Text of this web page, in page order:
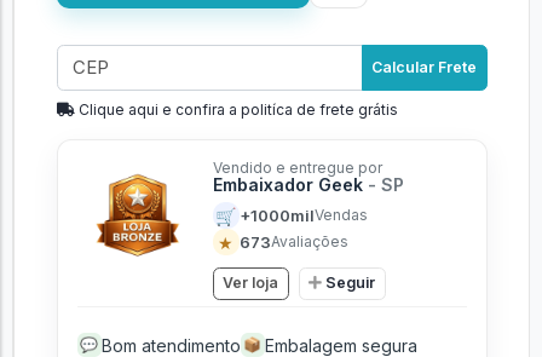
Calcular Frete
Clique aqui e confira a politíca de frete grátis
Vendido e entregue por
Embaixador Geek - SP
🛒 +1000milVendas
★ 673Avaliações
Ver loja Seguir
💬 Bom atendimento 📦 Embalagem segura